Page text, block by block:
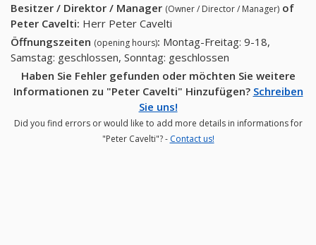
Besitzer / Direktor / Manager (Owner / Director / Manager) of
Peter Cavelti: Herr Peter Cavelti
Öffnungszeiten (opening hours): Montag-Freitag: 9-18,
Samstag: geschlossen, Sonntag: geschlossen
Haben Sie Fehler gefunden oder möchten Sie weitere
Informationen zu "Peter Cavelti" Hinzufügen? Schreiben
Sie uns!
Did you find errors or would like to add more details in informations for
"Peter Cavelti"? - Contact us!